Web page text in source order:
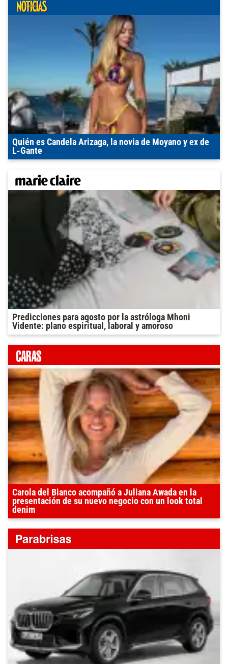
Quién es Candela Arizaga, la novia de Moyano y ex de
L-Gante
Predicciones para agosto por la astróloga Mhoni
Vidente: plano espiritual, laboral y amoroso
Carola del Bianco acompañó a Juliana Awada en la
presentación de su nuevo negocio con un look total
denim